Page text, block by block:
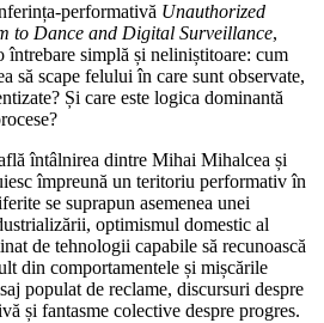
performativă Unauthorized
to Dance and Digital Surveillance,
întrebare simplă și neliniștitoare: cum
să scape felului în care sunt observate,
Și care este logica dominantă
întâlnirea dintre Mihai Mihalcea și
împreună un teritoriu performativ în
se suprapun asemenea unei
optimismul domestic al
de tehnologii capabile să recunoască
din comportamentele și mișcările
populat de reclame, discursuri despre
și fantasme colective despre progres.